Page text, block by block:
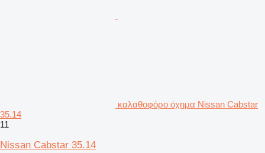
καλαθοφόρο όχημα Nissan Cabstar
35.14
11
Nissan Cabstar 35.14